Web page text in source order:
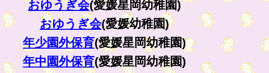
おゆうぎ会(愛媛星岡幼稚園)
おゆうぎ会(愛媛幼稚園)
年少園外保育(愛媛星岡幼稚園)
年中園外保育(愛媛星岡幼稚園)